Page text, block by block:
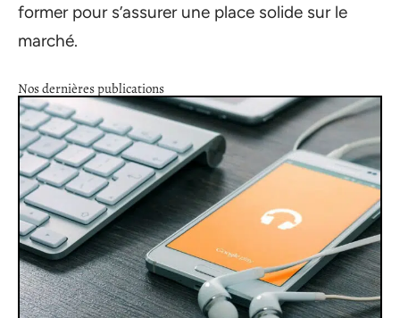
former pour s’assurer une place solide sur le
marché.
Nos dernières publications